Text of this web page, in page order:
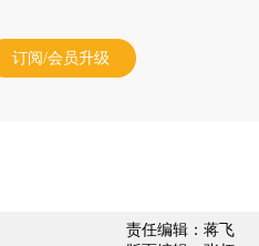
订阅/会员升级
责任编辑：蒋飞